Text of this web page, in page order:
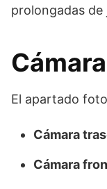
prolongadas de
El apartado
Cámara
Cámara